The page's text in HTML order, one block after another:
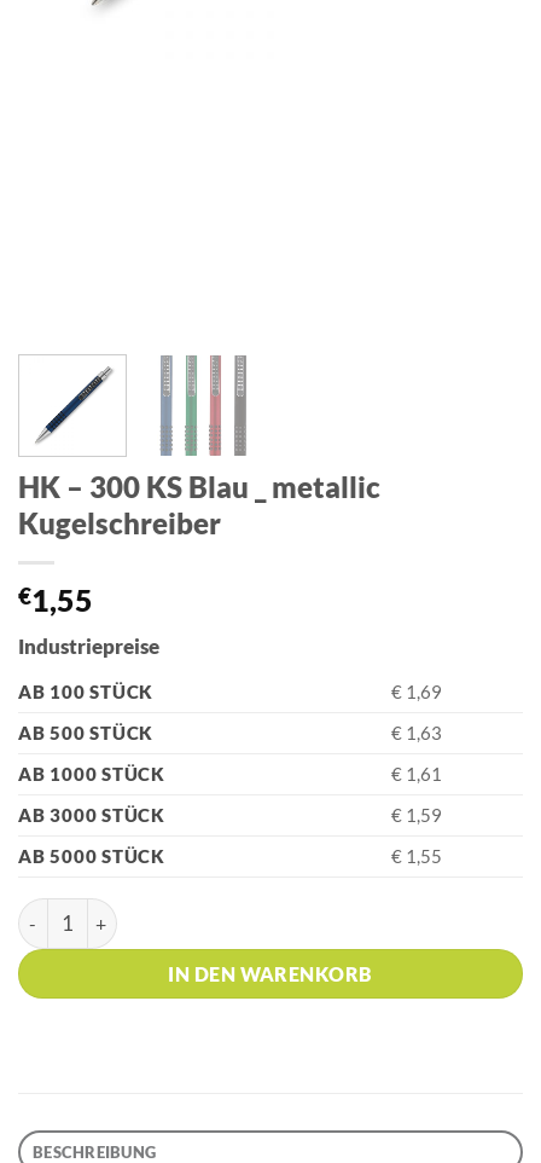
HK – 300 KS Blau _ metallic
Kugelschreiber
€1,55
Industriepreise
AB 100 STÜCK
€ 1,69
AB 500 STÜCK
€ 1,63
AB 1000 STÜCK
€ 1,61
AB 3000 STÜCK
€ 1,59
AB 5000 STÜCK
€ 1,55
HK - 300 KS Blau _ metallic Kugelschreiber Menge
IN DEN WARENKORB
BESCHREIBUNG